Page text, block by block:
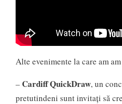
Alte evenimente la care am
– Cardiff QuickDraw, un
pretutindeni sunt invitați să